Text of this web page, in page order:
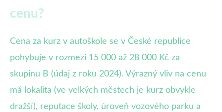
cenu?
Cena za kurz v autoškole se v České republice
pohybuje v rozmezí 15 000 až 28 000 Kč za
skupinu B (údaj z roku 2024). Výrazný vliv na cenu
má lokalita (ve velkých městech je kurz obvykle
dražší), reputace školy, úroveň vozového parku a